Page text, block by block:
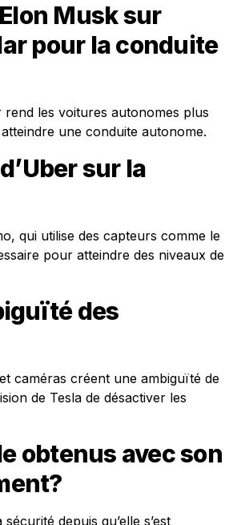
Musk sur
pour la conduite
rend les voitures autonomes plus
une conduite autonome.
sur la
qui utilise des capteurs comme le
pour atteindre des niveaux de
des
caméras créent une ambiguïté de
de Tesla de désactiver les
obtenus avec son
depuis qu’elle s’est